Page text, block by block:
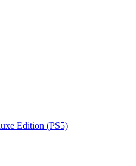
Edition (PS5)